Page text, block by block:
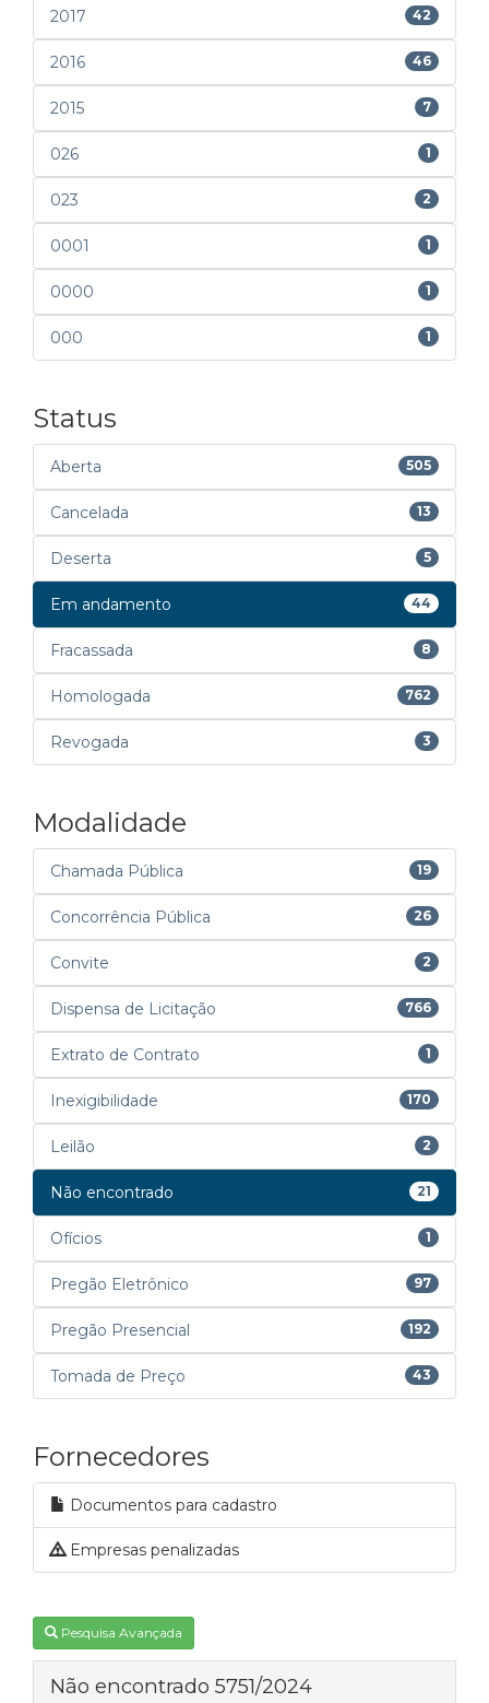
2017 42
2016 46
2015 7
026 1
023 2
0001 1
0000 1
000 1
Status
Aberta 505
Cancelada 13
Deserta 5
Em andamento 44
Fracassada 8
Homologada 762
Revogada 3
Modalidade
Chamada Pública 19
Concorrência Pública 26
Convite 2
Dispensa de Licitação 766
Extrato de Contrato 1
Inexigibilidade 170
Leilão 2
Não encontrado 21
Ofícios 1
Pregão Eletrônico 97
Pregão Presencial 192
Tomada de Preço 43
Fornecedores
Documentos para cadastro
Empresas penalizadas
Pesquisa Avançada
Não encontrado 5751/2024